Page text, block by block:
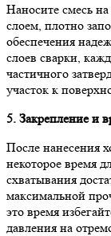
Наносите смесь
слоем, плотно
обеспечения
слоев сварки,
частичного
участок к
5. Закрепление и
После нанесения
некоторое время
схватывания
максимальной
это время
давления на